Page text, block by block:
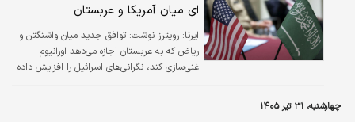
ای میان آمریکا و عربستان
ایرنا: رویترز نوشت: توافق جدید میان واشنگتن و
ریاض که به عربستان اجازه می‌دهد اورانیوم
غنی‌سازی کند، نگرانی‌های اسرائیل را افزایش داده
چهارشنبه، ۳۱ تیر ۱۴۰۵